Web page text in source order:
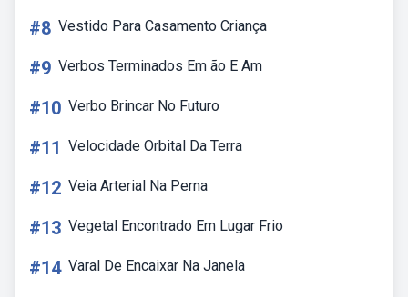
#8 Vestido Para Casamento Criança
#9 Verbos Terminados Em ão E Am
#10 Verbo Brincar No Futuro
#11 Velocidade Orbital Da Terra
#12 Veia Arterial Na Perna
#13 Vegetal Encontrado Em Lugar Frio
#14 Varal De Encaixar Na Janela